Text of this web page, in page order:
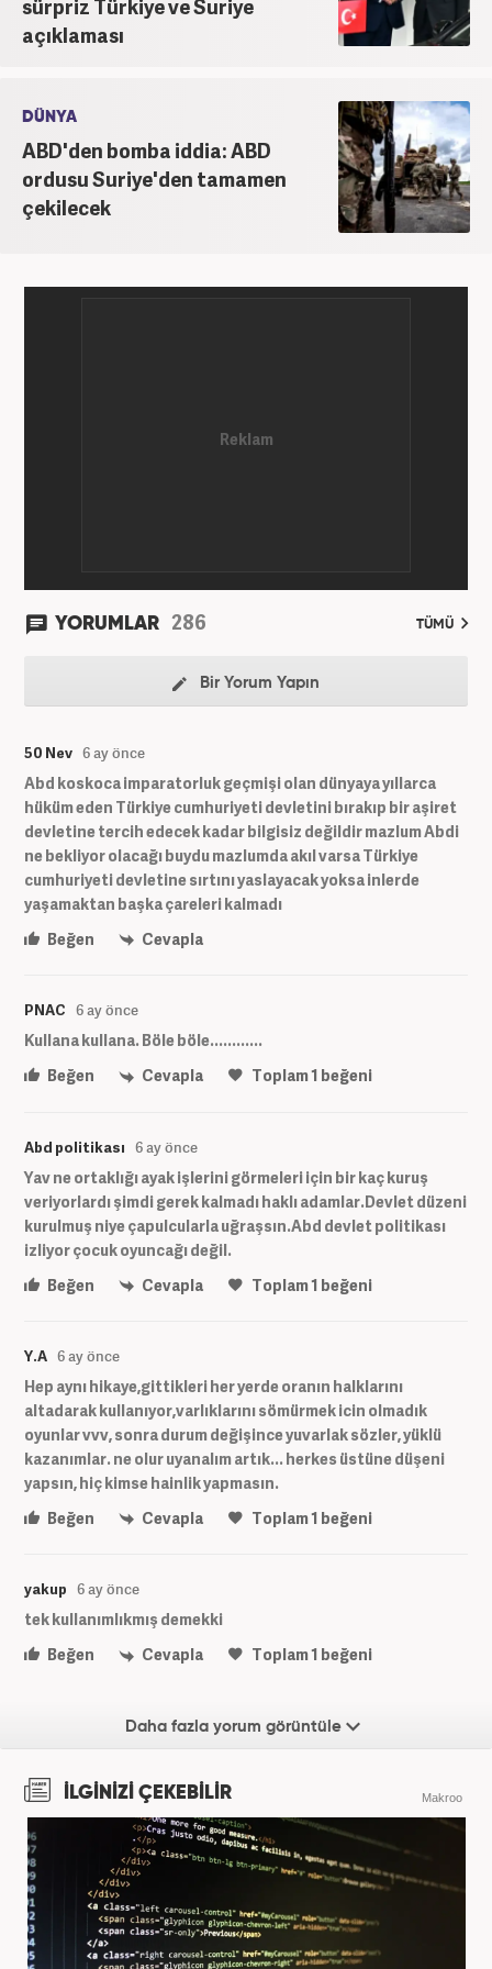
gündem editörü olarak devam etmekteyim.
sürpriz Türkiye ve Suriye
açıklaması
DÜNYA
ABD'den bomba iddia: ABD
ordusu Suriye'den tamamen
çekilecek
YORUMLAR 286 TÜMÜ
Bir Yorum Yapın
50 Nev 6 ay önce
Abd koskoca imparatorluk geçmişi olan dünyaya yıllarca
hüküm eden Türkiye cumhuriyeti devletini bırakıp bir aşiret
devletine tercih edecek kadar bilgisiz değildir mazlum Abdi
ne bekliyor olacağı buydu mazlumda akıl varsa Türkiye
cumhuriyeti devletine sırtını yaslayacak yoksa inlerde
yaşamaktan başka çareleri kalmadı
Beğen
Cevapla
PNAC 6 ay önce
Kullana kullana. Böle böle............
Beğen
Cevapla Toplam1 beğeni
Abd politikası 6 ay önce
Yav ne ortaklığı ayak işlerini görmeleri için bir kaç kuruş
veriyorlardı şimdi gerek kalmadı haklı adamlar.Devlet düzeni
kurulmuş niye çapulcularla uğraşsın.Abd devlet politikası
izliyor çocuk oyuncağı değil.
Beğen
Cevapla Toplam1 beğeni
Y.A 6 ay önce
Hep aynı hikaye,gittikleri her yerde oranın halklarını
altadarak kullanıyor,varlıklarını sömürmek icin olmadık
oyunlar vvv, sonra durum değişince yuvarlak sözler, yüklü
kazanımlar. ne olur uyanalım artık... herkes üstüne düşeni
yapsın, hiç kimse hainlik yapmasın.
Beğen
Cevapla Toplam1 beğeni
yakup 6 ay önce
tek kullanımlıkmış demekki
Beğen
Cevapla Toplam1 beğeni
Daha fazla yorum görüntüle
İLGİNİZİ ÇEKEBİLİR Makroo